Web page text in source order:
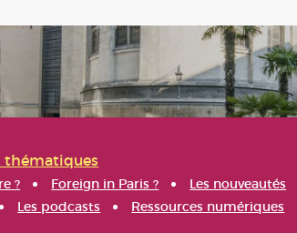
thématiques
? Foreign in Paris ? Les nouveautés
Les podcasts Ressources numériques